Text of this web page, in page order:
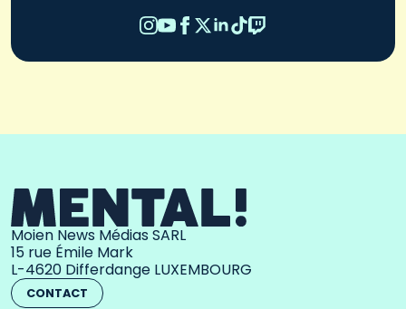
Moien News Médias SARL
15 rue Émile Mark
L-4620 Differdange LUXEMBOURG
CONTACT